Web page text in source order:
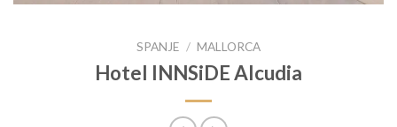
SPANJE / MALLORCA
Hotel INNSiDE Alcudia